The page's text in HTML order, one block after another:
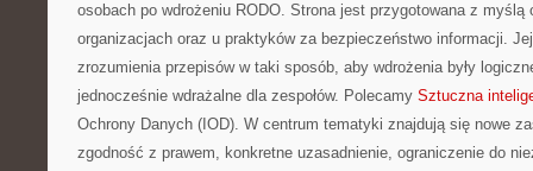
osobach po wdrożeniu RODO. Strona jest przygotowana z myślą
organizacjach oraz u praktyków za bezpieczeństwo informacji.
zrozumienia przepisów w taki sposób, aby wdrożenia były
jednocześnie wdrażalne dla zespołów. Polecamy Sztuczna
Ochrony Danych (IOD). W centrum tematyki znajdują się nowe
zgodność z prawem, konkretne uzasadnienie, ograniczenie do